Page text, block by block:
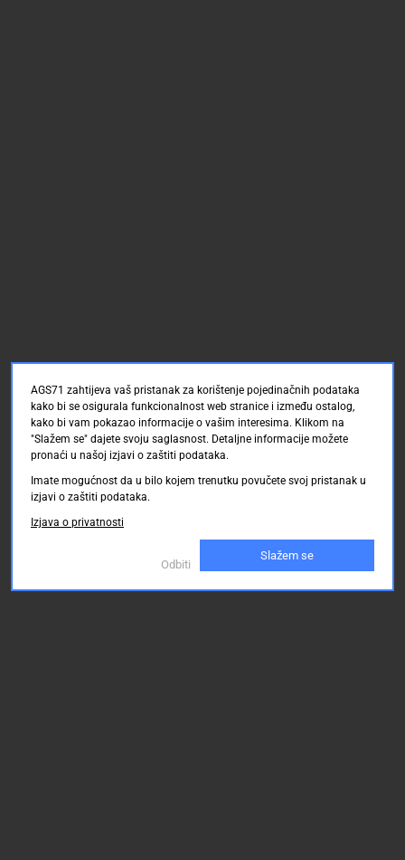
AGS71 zahtijeva vaš pristanak za korištenje pojedinačnih podataka
kako bi se osigurala funkcionalnost web stranice i između ostalog,
kako bi vam pokazao informacije o vašim interesima. Klikom na
"Slažem se" dajete svoju saglasnost. Detaljne informacije možete
pronaći u našoj izjavi o zaštiti podataka.
Imate mogućnost da u bilo kojem trenutku povučete svoj pristanak u
izjavi o zaštiti podataka.
Izjava o privatnosti
Odbiti
Slažem se